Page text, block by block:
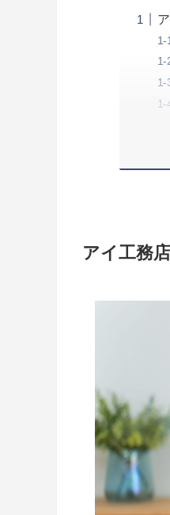
アイ工務